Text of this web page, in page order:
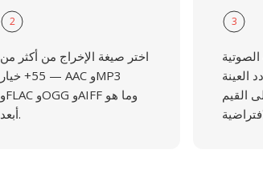
2
اختر صيغة الإخراج من أكثر من
55+ خيار — AAC وMP3
وFLAC وOGG وAIFF وما هو
أبعد.
3
العينة
القيم